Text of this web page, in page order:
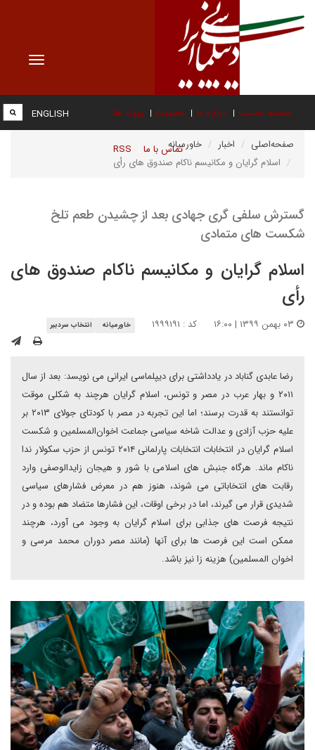
Toggle
صفحه نخست درباره ما عضویت پیوند ها
تماس با ما RSS
ENGLISH
صفحه‌اصلی اخبار
خاورمیانه
اسلام گرایان و مکانیسم ناکام صندوق های رأی
گسترش سلفی گری جهادی بعد از چشیدن طعم تلخ
شکست های متمادی
اسلام گرایان و مکانیسم ناکام صندوق های
رأی
کد : ۱۹۹۹۱۹۱ خاورمیانه انتخاب سردبیر
رضا عابدی گناباد در یادداشتی برای دیپلماسی ایرانی می نویسد: بعد از سال
۲۰۱۱ و بهار عرب در مصر و تونس، اسلام گرایان هرچند به شکلی موقت
توانستند به قدرت برسند؛ اما این تجربه در مصر با کودتای جولای ۲۰۱۳ بر
علیه حزب آزادی و عدالت شاخه سیاسی جماعت اخوان‌المسلمین و شکست
اسلام گرایان در انتخابات انتخابات پارلمانی ۲۰۱۴ تونس از حزب سکولار ندا
ناکام ماند. هرگاه جنبش های اسلامی با شور و هیجان زایدالوصفی وارد
رقابت های انتخاباتی می شوند، هنوز هم در معرض فشارهای سیاسی
شدیدی قرار می گیرند، اما در برخی اوقات، این فشارها متضاد هم بوده و در
نتیجه فرصت های جذابی برای اسلام گرایان به وجود می آورد، هرچند
ممکن است این فرصت ها برای آنها (مانند مصر دوران محمد مرسی و
اخوان المسلمین) هزینه زا نیز باشد.